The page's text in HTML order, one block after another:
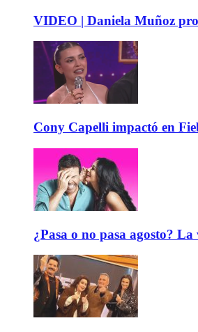
VIDEO | Daniela Muñoz
Cony Capelli impactó en
¿Pasa o no pasa agosto?